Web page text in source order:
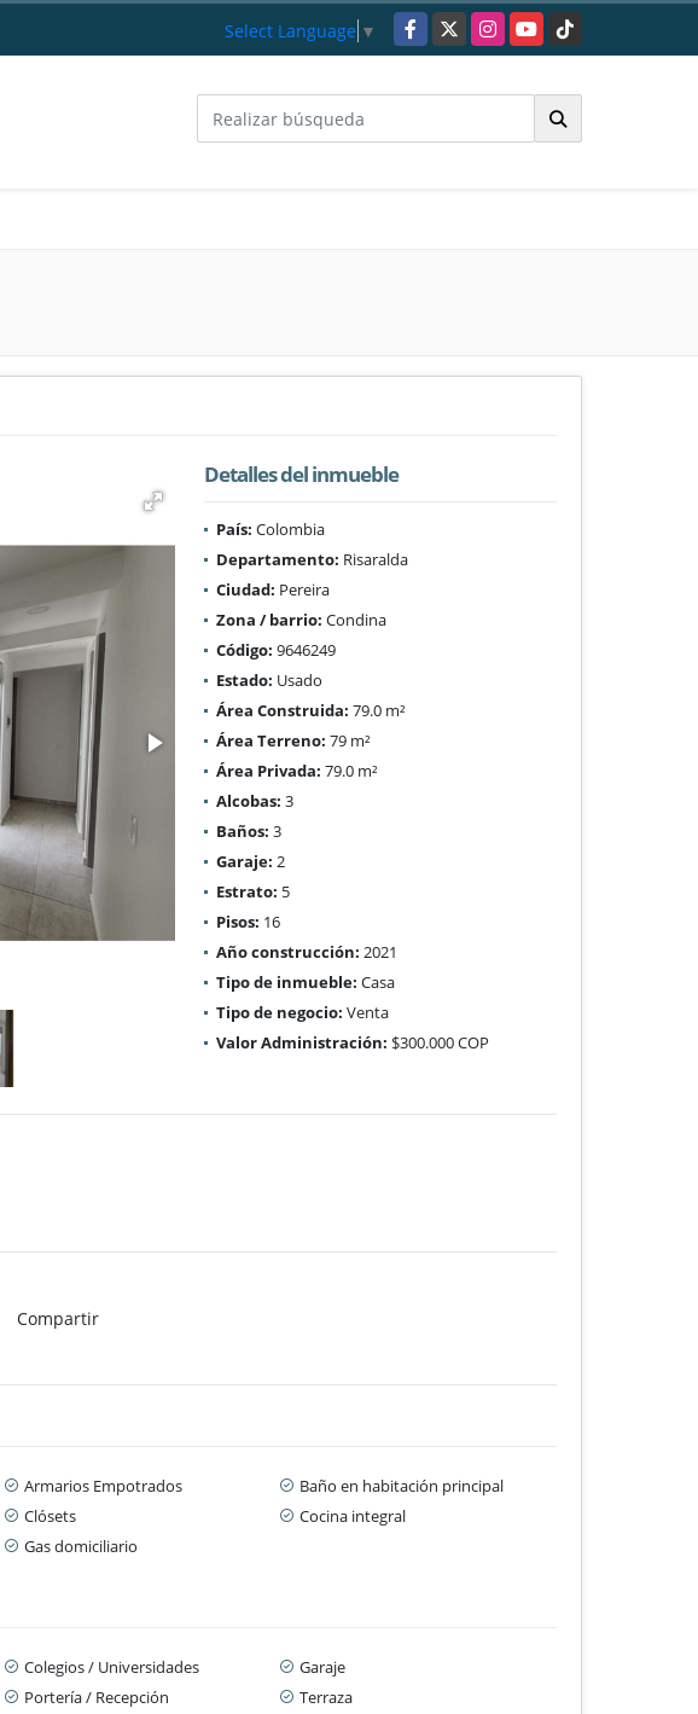
Select Language ▼ Facebook
X InstagramYouTubeTikTok
Detalles del inmueble
País: Colombia
Departamento: Risaralda
Ciudad: Pereira
Zona / barrio: Condina
Código: 9646249
Estado: Usado
Área Construida: 79.0 m²
Área Terreno: 79 m²
Área Privada: 79.0 m²
Alcobas: 3
Baños: 3
Garaje: 2
Estrato: 5
Pisos: 16
Año construcción: 2021
Tipo de inmueble: Casa
Tipo de negocio: Venta
Valor Administración: $300.000 COP
Compartir
Armarios Empotrados
Baño en habitación principal
Clósets
Cocina integral
Gas domiciliario
Colegios / Universidades
Garaje
Portería / Recepción
Terraza